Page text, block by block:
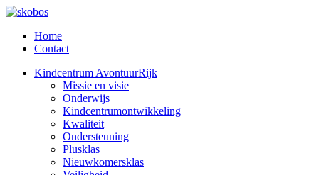
Home
Contact
Kindcentrum AvontuurRijk
Missie en visie
Onderwijs
Kindcentrumontwikkeling
Kwaliteit
Ondersteuning
Plusklas
Nieuwkomersklas